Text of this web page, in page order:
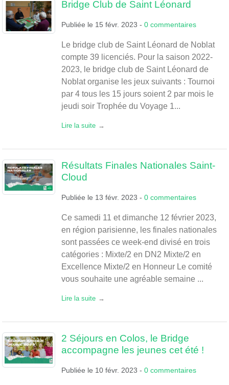
Bridge Club de Saint Léonard
Publiée le 15 févr. 2023 - 0 commentaires
Le bridge club de Saint Léonard de Noblat
compte 39 licenciés. Pour la saison 2022-
2023, le bridge club de Saint Léonard de
Noblat organise les jeux suivants : Tournoi
par 4 tous les 15 jours soient 2 par mois le
jeudi soir Trophée du Voyage 1...
Lire la suite
Résultats Finales Nationales Saint-
Cloud
Publiée le 13 févr. 2023 - 0 commentaires
Ce samedi 11 et dimanche 12 février 2023,
en région parisienne, les finales nationales
sont passées ce week-end divisé en trois
catégories : Mixte/2 en DN2 Mixte/2 en
Excellence Mixte/2 en Honneur Le comité
vous souhaite une agréable semaine ...
Lire la suite
2 Séjours en Colos, le Bridge
accompagne les jeunes cet été !
Publiée le 10 févr. 2023 - 0 commentaires